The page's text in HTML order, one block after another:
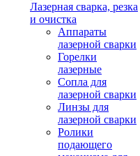
Лазерная сварка, резка
и очистка
Аппараты
лазерной сварки
Горелки
лазерные
Сопла для
лазерной сварки
Линзы для
лазерной сварки
Ролики
подающего